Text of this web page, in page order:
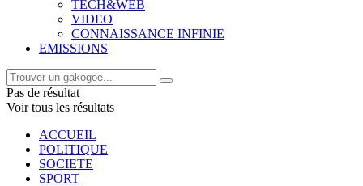
TECH&WEB
VIDEO
CONNAISSANCE INFINIE
EMISSIONS
Pas de résultat
Voir tous les résultats
ACCUEIL
POLITIQUE
SOCIETE
SPORT